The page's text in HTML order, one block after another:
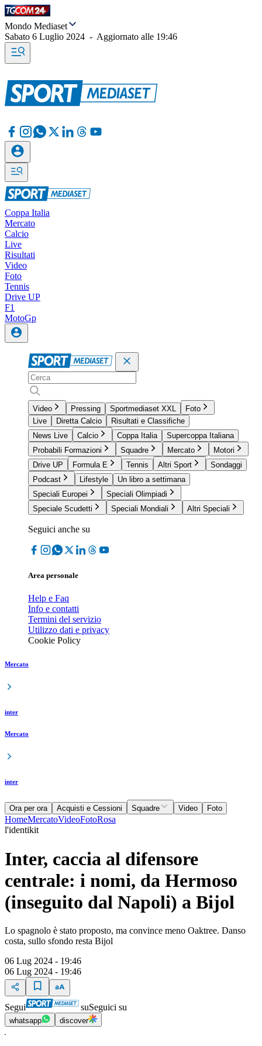
Mondo Mediaset
Sabato 6 Luglio 2024 - Aggiornato alle 19:46
Coppa Italia
Mercato
Calcio
Live
Risultati
Video
Foto
Tennis
Drive UP
F1
MotoGp
Video Pressing Sportmediaset XXL
Foto
Live
Diretta Calcio
Risultati e Classifiche
News Live
Calcio Coppa Italia
Supercoppa Italiana
Probabili Formazioni
Squadre Mercato
Motori
Drive UP
Formula E Tennis Altri Sport
Sondaggi
Podcast
Lifestyle
Un libro a settimana
Speciali Europei
Speciali Olimpiadi
Speciale Scudetti
Speciali Mondiali Altri Speciali
Seguici anche su
Area personale
Help e Faq
Info e contatti
Termini del servizio
Utilizzo dati e privacy
Cookie Policy
Mercato
inter
Mercato
inter
Ora per ora Acquisti e Cessioni Squadre Video Foto
HomeMercatoVideoFotoRosa
l'identikit
Inter, caccia al difensore
centrale: i nomi, da Hermoso
(inseguito dal Napoli) a Bijol
Lo spagnolo è stato proposto, ma convince meno Oaktree. Danso
costa, sullo sfondo resta Bijol
06 Lug 2024 - 19:46
06 Lug 2024 - 19:46
Segui suSeguici su
whatsapp discover